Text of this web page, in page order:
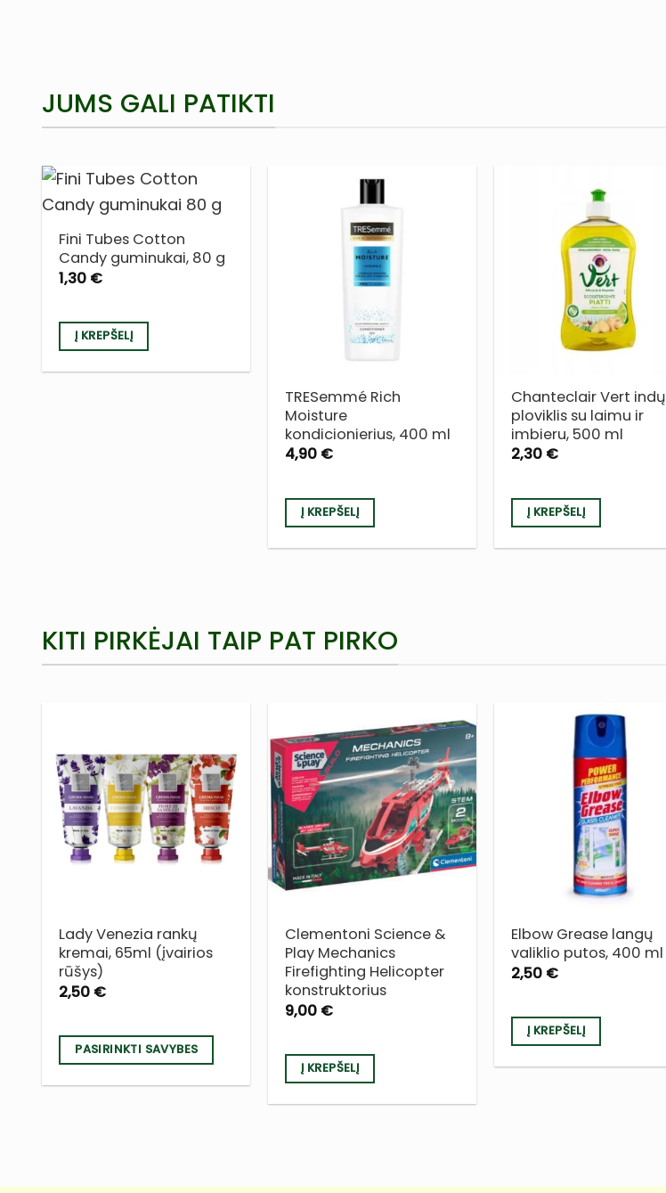
JUMS GALI PATIKTI
PRIDĖTI
Į NORŲ
Fini Tubes Cotton
Candy guminukai, 80 g
1,30 €
Į KREPŠELĮ
TRESemmé Rich
Moisture
kondicionierius, 400 ml
4,90 €
Į KREPŠELĮ
Chanteclair Vert indų
ploviklis su laimu ir
imbieru, 500 ml
2,30 €
Į KREPŠELĮ
KITI PIRKĖJAI TAIP PAT PIRKO
PRIDĖTI
Į NORŲ
SĄRAŠĄ
Lady Venezia rankų
kremai, 65ml (įvairios
rūšys)
2,50 €
PASIRINKTI SAVYBES
PRIDĖTI
Į NORŲ
SĄRAŠĄ
Clementoni Science &
Play Mechanics
Firefighting Helicopter
konstruktorius
9,00 €
Į KREPŠELĮ
Elbow Grease langų
valiklio putos, 400 ml
2,50 €
Į KREPŠELĮ